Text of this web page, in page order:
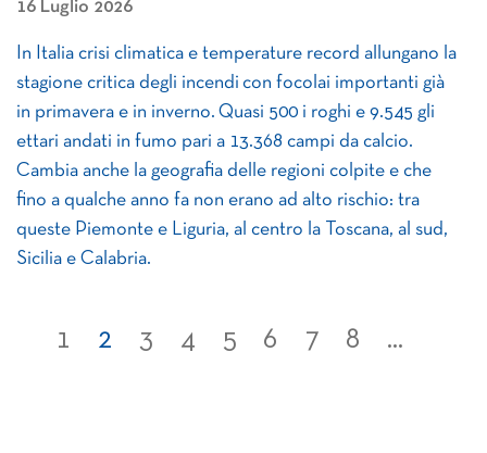
16 Luglio 2026
In Italia crisi climatica e temperature record allungano la
stagione critica degli incendi con focolai importanti già
in primavera e in inverno. Quasi 500 i roghi e 9.545 gli
ettari andati in fumo pari a 13.368 campi da calcio.
Cambia anche la geografia delle regioni colpite e che
fino a qualche anno fa non erano ad alto rischio: tra
queste Piemonte e Liguria, al centro la Toscana, al sud,
Sicilia e Calabria.
1 2 3 4 5 6 7 8 ...